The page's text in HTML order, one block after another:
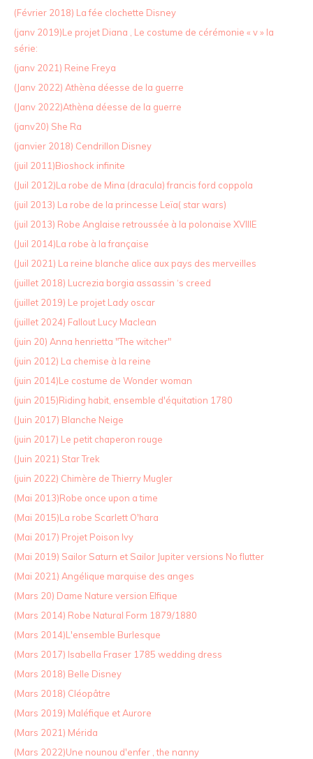
(Février 2018) La fée clochette Disney
(janv 2019)Le projet Diana , Le costume de cérémonie « v » la
série:
(janv 2021) Reine Freya
(Janv 2022) Athèna déesse de la guerre
(Janv 2022)Athèna déesse de la guerre
(janv20) She Ra
(janvier 2018) Cendrillon Disney
(juil 2011)Bioshock infinite
(Juil 2012)La robe de Mina (dracula) francis ford coppola
(juil 2013) La robe de la princesse Leïa( star wars)
(juil 2013) Robe Anglaise retroussée à la polonaise XVIIIE
(Juil 2014)La robe à la française
(Juil 2021) La reine blanche alice aux pays des merveilles
(juillet 2018) Lucrezia borgia assassin ‘s creed
(juillet 2019) Le projet Lady oscar
(juillet 2024) Fallout Lucy Maclean
(juin 20) Anna henrietta "The witcher"
(juin 2012) La chemise à la reine
(juin 2014)Le costume de Wonder woman
(juin 2015)Riding habit, ensemble d'équitation 1780
(Juin 2017) Blanche Neige
(juin 2017) Le petit chaperon rouge
(Juin 2021) Star Trek
(juin 2022) Chimère de Thierry Mugler
(Mai 2013)Robe once upon a time
(Mai 2015)La robe Scarlett O'hara
(Mai 2017) Projet Poison Ivy
(Mai 2019) Sailor Saturn et Sailor Jupiter versions No flutter
(Mai 2021) Angélique marquise des anges
(Mars 20) Dame Nature version Elfique
(Mars 2014) Robe Natural Form 1879/1880
(Mars 2014)L'ensemble Burlesque
(Mars 2017) Isabella Fraser 1785 wedding dress
(Mars 2018) Belle Disney
(Mars 2018) Cléopâtre
(Mars 2019) Maléfique et Aurore
(Mars 2021) Mérida
(Mars 2022)Une nounou d'enfer , the nanny